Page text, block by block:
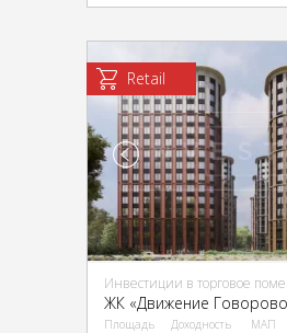
Retail
Инвестиции в торговое
Площадь Доходность МАП